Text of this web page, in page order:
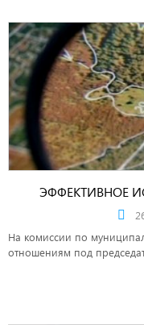
ЭФФЕКТИВНОЕ
На комиссии по
отношениям под